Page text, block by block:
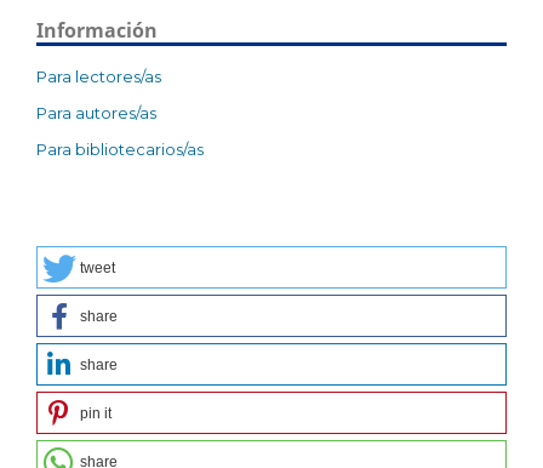
Información
Para lectores/as
Para autores/as
Para bibliotecarios/as
tweet
share
share
pin it
share